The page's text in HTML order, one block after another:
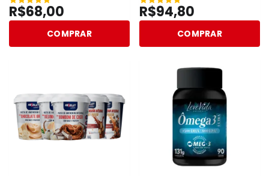
R$68,00
COMPRAR
R$94,80
COMPRAR